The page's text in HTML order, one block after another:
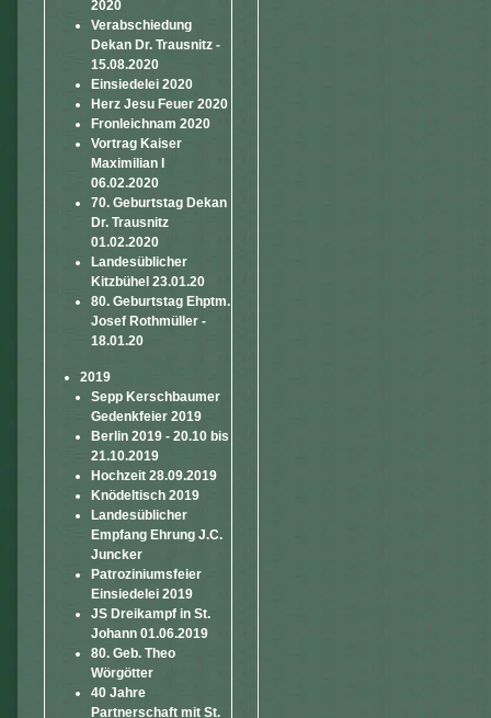
2020
Verabschiedung
Dekan Dr. Trausnitz -
15.08.2020
Einsiedelei 2020
Herz Jesu Feuer 2020
Fronleichnam 2020
Vortrag Kaiser
Maximilian I
06.02.2020
70. Geburtstag Dekan
Dr. Trausnitz
01.02.2020
Landesüblicher
Kitzbühel 23.01.20
80. Geburtstag Ehptm.
Josef Rothmüller -
18.01.20
2019
Sepp Kerschbaumer
Gedenkfeier 2019
Berlin 2019 - 20.10 bis
21.10.2019
Hochzeit 28.09.2019
Knödeltisch 2019
Landesüblicher
Empfang Ehrung J.C.
Juncker
Patroziniumsfeier
Einsiedelei 2019
JS Dreikampf in St.
Johann 01.06.2019
80. Geb. Theo
Wörgötter
40 Jahre
Partnerschaft mit St.